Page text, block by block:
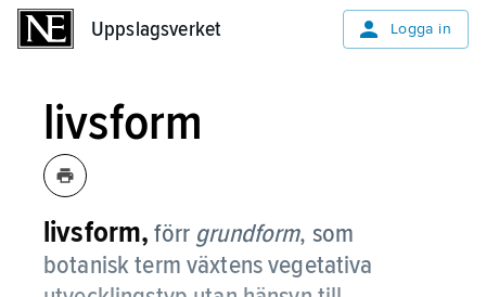
Uppslagsverket Logga in
livsform
livsform, förr grundform, som
botanisk term växtens vegetativa